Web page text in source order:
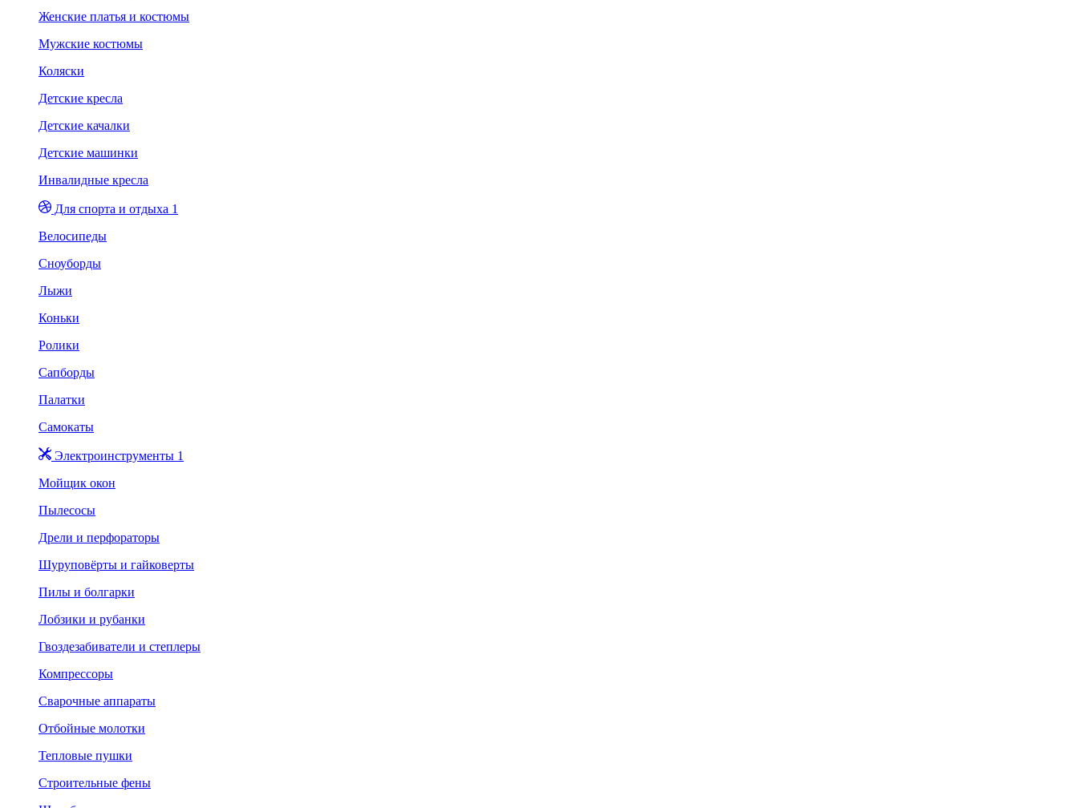
Женские платья и костюмы
Мужские костюмы
Коляски
Детские кресла
Детские качалки
Детские машинки
Инвалидные кресла
Для спорта и отдыха 1
Велосипеды
Сноуборды
Лыжи
Коньки
Ролики
Сапборды
Палатки
Самокаты
Электроинструменты 1
Мойщик окон
Пылесосы
Дрели и перфораторы
Шуруповёрты и гайковерты
Пилы и болгарки
Лобзики и рубанки
Гвоздезабиватели и степлеры
Компрессоры
Сварочные аппараты
Отбойные молотки
Тепловые пушки
Строительные фены